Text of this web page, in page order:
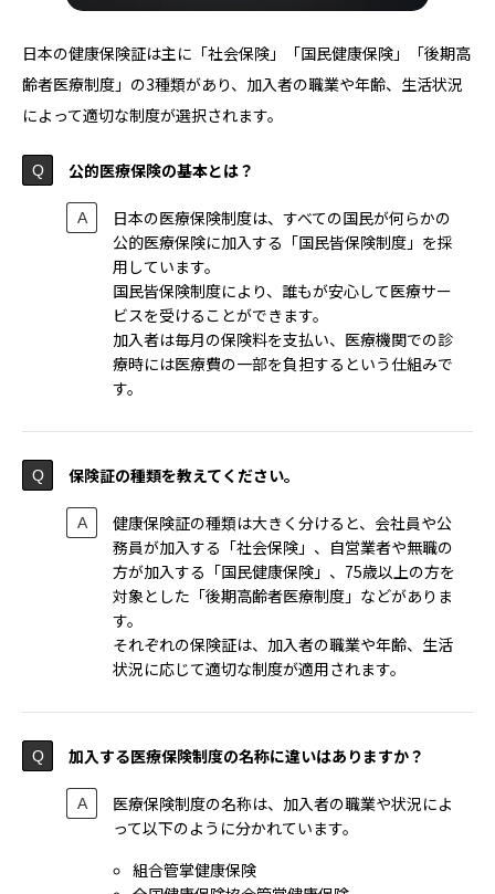
日本の健康保険証は主に「社会保険」「国民健康保険」「後期高
齢者医療制度」の3種類があり、加入者の職業や年齢、生活状況
によって適切な制度が選択されます。
公的医療保険の基本とは？
日本の医療保険制度は、すべての国民が何らかの
公的医療保険に加入する「国民皆保険制度」を採
用しています。
国民皆保険制度により、誰もが安心して医療サー
ビスを受けることができます。
加入者は毎月の保険料を支払い、医療機関での診
療時には医療費の一部を負担するという仕組みで
す。
保険証の種類を教えてください。
健康保険証の種類は大きく分けると、会社員や公
務員が加入する「社会保険」、自営業者や無職の
方が加入する「国民健康保険」、75歳以上の方を
対象とした「後期高齢者医療制度」などがありま
す。
それぞれの保険証は、加入者の職業や年齢、生活
状況に応じて適切な制度が適用されます。
加入する医療保険制度の名称に違いはありますか？
医療保険制度の名称は、加入者の職業や状況によ
って以下のように分かれています。
組合管掌健康保険